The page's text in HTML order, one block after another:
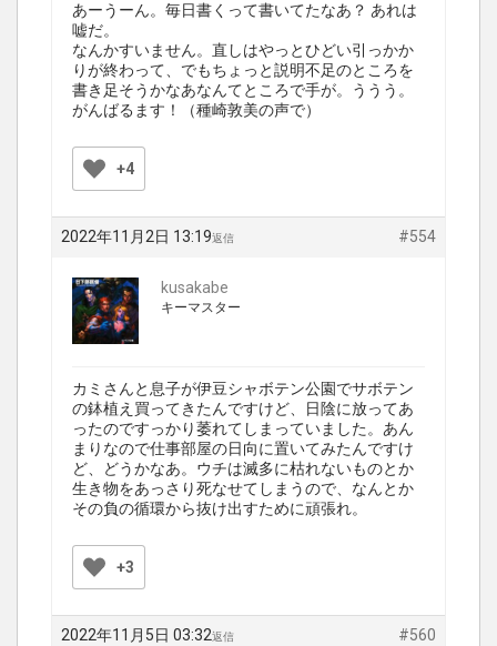
あーうーん。毎日書くって書いてたなあ？ あれは
嘘だ。
なんかすいません。直しはやっとひどい引っかか
りが終わって、でもちょっと説明不足のところを
書き足そうかなあなんてところで手が。ううう。
がんばるます！（種崎敦美の声で）
+4
2022年11月2日 13:19 #554
返信
kusakabe
キーマスター
カミさんと息子が伊豆シャボテン公園でサボテン
の鉢植え買ってきたんですけど、日陰に放ってあ
ったのですっかり萎れてしまっていました。あん
まりなので仕事部屋の日向に置いてみたんですけ
ど、どうかなあ。ウチは滅多に枯れないものとか
生き物をあっさり死なせてしまうので、なんとか
その負の循環から抜け出すために頑張れ。
+3
2022年11月5日 03:32 #560
返信